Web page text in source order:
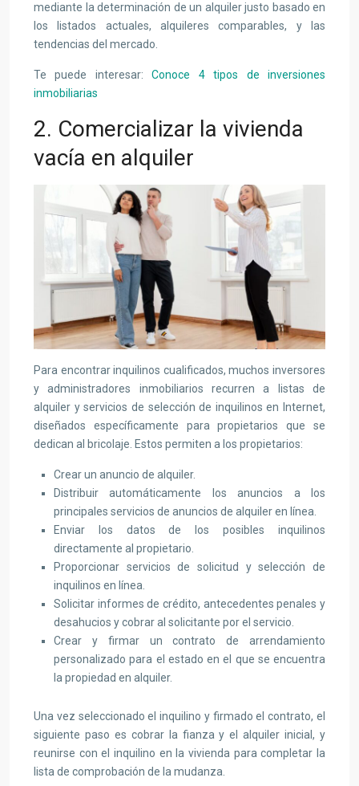
mediante la determinación de un alquiler justo basado en
los listados actuales, alquileres comparables, y las
tendencias del mercado.
Te puede interesar:Conoce 4 tipos de inversiones
inmobiliarias
2. Comercializar la vivienda
vacía en alquiler
Para encontrar inquilinos cualificados, muchos inversores
y administradores inmobiliarios recurren a listas de
alquiler y servicios de selección de inquilinos en Internet,
diseñados específicamente para propietarios que se
dedican al bricolaje. Estos permiten a los propietarios:
Crear un anuncio de alquiler.
Distribuir automáticamente los anuncios a los
principales servicios de anuncios de alquiler en línea.
Enviar los datos de los posibles inquilinos
directamente al propietario.
Proporcionar servicios de solicitud y selección de
inquilinos en línea.
Solicitar informes de crédito, antecedentes penales y
desahucios y cobrar al solicitante por el servicio.
Crear y firmar un contrato de arrendamiento
personalizado para el estado en el que se encuentra
la propiedad en alquiler.
Una vez seleccionado el inquilino y firmado el contrato, el
siguiente paso es cobrar la fianza y el alquiler inicial, y
reunirse con el inquilino en la vivienda para completar la
lista de comprobación de la mudanza.